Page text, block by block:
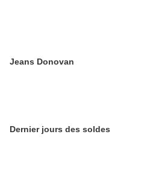
Jeans Donovan
Dernier jours des soldes